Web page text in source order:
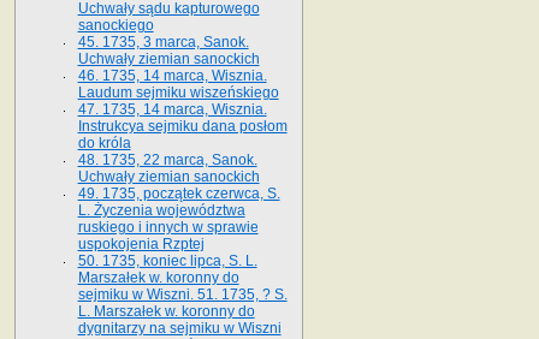
Uchwały sądu kapturowego
sanockiego
45. 1735, 3 marca, Sanok.
Uchwały ziemian sanockich
46. 1735, 14 marca, Wisznia.
Laudum sejmiku wiszeńskiego
47. 1735, 14 marca, Wisznia.
Instrukcya sejmiku dana posłom
do króla
48. 1735, 22 marca, Sanok.
Uchwały ziemian sanockich
49. 1735, początek czerwca, S.
L. Życzenia województwa
ruskiego i innych w sprawie
uspokojenia Rzptej
50. 1735, koniec lipca, S. L.
Marszałek w. koronny do
sejmiku w Wiszni. 51. 1735, ? S.
L. Marszałek w. koronny do
dygnitarzy na sejmiku w Wiszni